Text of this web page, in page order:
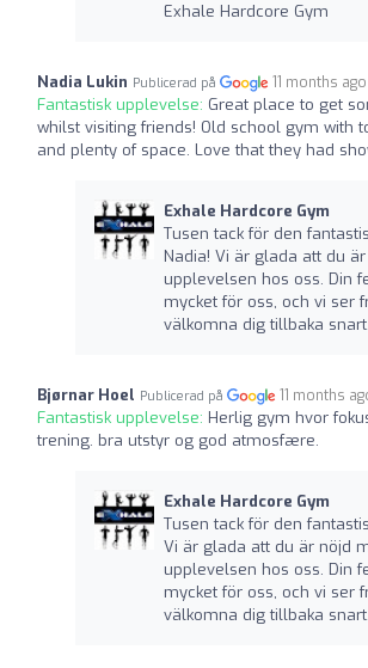
Exhale Hardcore Gym
Nadia Lukin Publicerad på 11 months ago
Fantastisk upplevelse: Great place to get
whilst visiting friends! Old school gym with
and plenty of space. Love that they had
Exhale Hardcore Gym
Tusen tack för den
Nadia! Vi är glada att du
upplevelsen hos oss. Din
mycket för oss, och vi ser
välkomna dig tillbaka snart.
Bjørnar Hoel Publicerad på 11 months
Fantastisk upplevelse: Herlig gym hvor
trening. bra utstyr og god atmosfære.
Exhale Hardcore Gym
Tusen tack för den
Vi är glada att du är nöjd
upplevelsen hos oss. Din
mycket för oss, och vi ser
välkomna dig tillbaka snart.